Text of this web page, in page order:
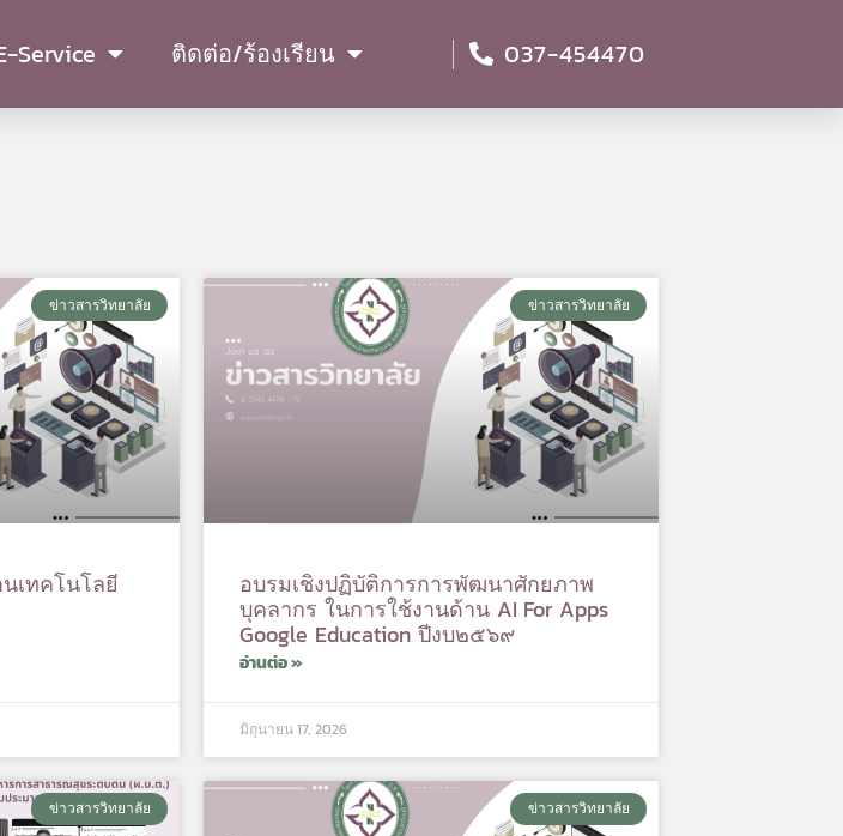
Service ติดต่อ/ร้องเรียน 037-454470
ข่าวสารวิทยาลัย
เทคโนโลยี
ข่าวสารวิทยาลัย
อบรมเชิงปฏิบัติการการพัฒนาศักยภาพ
บุคลากร ในการใช้งานด้าน AI For Apps
Google Education ปีงบ๒๕๖๙
อ่านต่อ »
มิถุนายน 17, 2026
ข่าวสารวิทยาลัย ข่าวสารวิทยาลัย
PagePage